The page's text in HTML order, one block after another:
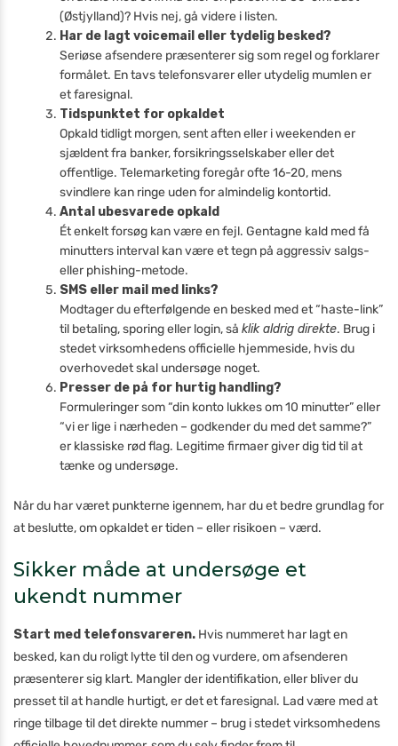
(Østjylland)? Hvis nej, gå videre i listen.
Har de lagt voicemail eller tydelig besked?
Seriøse afsendere præsenterer sig som regel og forklarer
formålet. En tavs telefonsvarer eller utydelig mumlen er
et faresignal.
Tidspunktet for opkaldet
Opkald tidligt morgen, sent aften eller i weekenden er
sjældent fra banker, forsikringsselskaber eller det
offentlige. Telemarketing foregår ofte 16-20, mens
svindlere kan ringe uden for almindelig kontortid.
Antal ubesvarede opkald
Ét enkelt forsøg kan være en fejl. Gentagne kald med få
minutters interval kan være et tegn på aggressiv salgs-
eller phishing-metode.
SMS eller mail med links?
Modtager du efterfølgende en besked med et “haste-link”
til betaling, sporing eller login, såklik aldrig direkte. Brug i
stedet virksomhedens officielle hjemmeside, hvis du
overhovedet skal undersøge noget.
Presser de på for hurtig handling?
Formuleringer som “din konto lukkes om 10 minutter” eller
“vi er lige i nærheden – godkender du med det samme?”
er klassiske rød flag. Legitime firmaer giver dig tid til at
tænke og undersøge.
Når du har været punkterne igennem, har du et bedre grundlag for
at beslutte, om opkaldet er tiden – eller risikoen – værd.
Sikker måde at undersøge et
ukendt nummer
Start med telefonsvareren. Hvis nummeret har lagt en
besked, kan du roligt lytte til den og vurdere, om afsenderen
præsenterer sig klart. Mangler der identifikation, eller bliver du
presset til at handle hurtigt, er det et faresignal. Lad være med at
ringe tilbage til det direkte nummer – brug i stedet virksomhedens